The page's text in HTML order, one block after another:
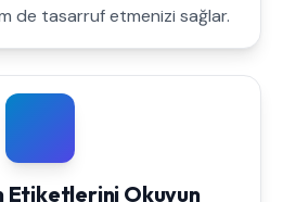
de tasarruf etmenizi sağlar.
Etiketlerini Okuyun